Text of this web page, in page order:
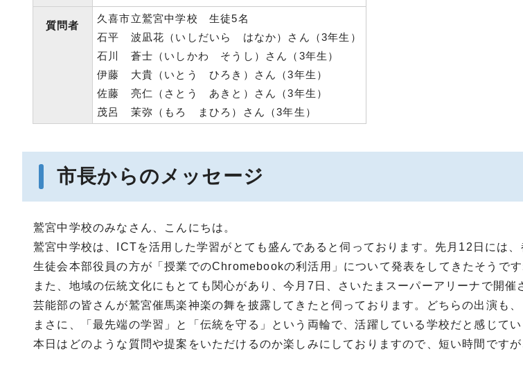
質問者
久喜市立鷲宮中学校 生徒5名
石平 波凪花（いしだいら はなか）さん（3年生）
石川 蒼士（いしかわ そうし）さん（3年生）
伊藤 大貴（いとう ひろき）さん（3年生）
佐藤 亮仁（さとう あきと）さん（3年生）
茂呂 茉弥（もろ まひろ）さん（3年生）
市長からのメッセージ
鷲宮中学校のみなさん、こんにちは。
鷲宮中学校は、ICTを活用した学習がとても盛んであると伺っております。先月12日には、
生徒会本部役員の方が「授業でのChromebookの利活用」について発表をしてきたそうです
また、地域の伝統文化にもとても関心があり、今月7日、さいたまスーパーアリーナで開催
芸能部の皆さんが鷲宮催馬楽神楽の舞を披露してきたと伺っております。どちらの出演も、
まさに、「最先端の学習」と「伝統を守る」という両輪で、活躍している学校だと感じてい
本日はどのような質問や提案をいただけるのか楽しみにしておりますので、短い時間ですが